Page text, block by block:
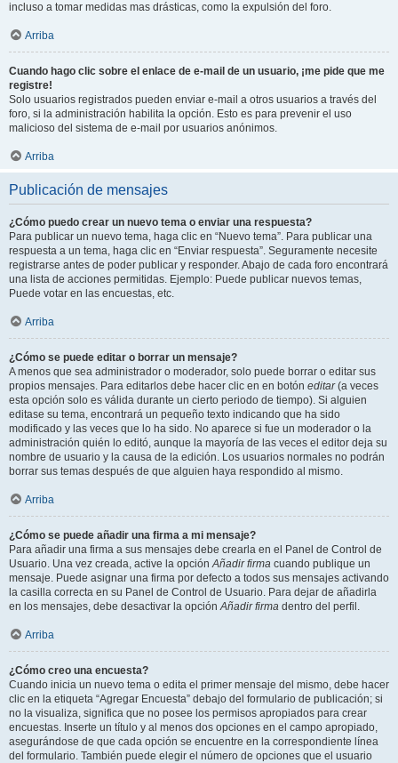
incluso a tomar medidas mas drásticas, como la expulsión del foro.
Arriba
Cuando hago clic sobre el enlace de e-mail de un usuario, ¡me pide que me
registre!
Solo usuarios registrados pueden enviar e-mail a otros usuarios a través del
foro, si la administración habilita la opción. Esto es para prevenir el uso
malicioso del sistema de e-mail por usuarios anónimos.
Arriba
Publicación de mensajes
¿Cómo puedo crear un nuevo tema o enviar una respuesta?
Para publicar un nuevo tema, haga clic en “Nuevo tema”. Para publicar una
respuesta a un tema, haga clic en “Enviar respuesta”. Seguramente necesite
registrarse antes de poder publicar y responder. Abajo de cada foro encontrará
una lista de acciones permitidas. Ejemplo: Puede publicar nuevos temas,
Puede votar en las encuestas, etc.
Arriba
¿Cómo se puede editar o borrar un mensaje?
A menos que sea administrador o moderador, solo puede borrar o editar sus
propios mensajes. Para editarlos debe hacer clic en en botón editar(a veces
esta opción solo es válida durante un cierto periodo de tiempo). Si alguien
editase su tema, encontrará un pequeño texto indicando que ha sido
modificado y las veces que lo ha sido. No aparece si fue un moderador o la
administración quién lo editó, aunque la mayoría de las veces el editor deja su
nombre de usuario y la causa de la edición. Los usuarios normales no podrán
borrar sus temas después de que alguien haya respondido al mismo.
Arriba
¿Cómo se puede añadir una firma a mi mensaje?
Para añadir una firma a sus mensajes debe crearla en el Panel de Control de
Usuario. Una vez creada, active la opciónAñadir firma cuando publique un
mensaje. Puede asignar una firma por defecto a todos sus mensajes activando
la casilla correcta en su Panel de Control de Usuario. Para dejar de añadirla
en los mensajes, debe desactivar la opciónAñadir firma dentro del perfil.
Arriba
¿Cómo creo una encuesta?
Cuando inicia un nuevo tema o edita el primer mensaje del mismo, debe hacer
clic en la etiqueta “Agregar Encuesta” debajo del formulario de publicación; si
no la visualiza, significa que no posee los permisos apropiados para crear
encuestas. Inserte un título y al menos dos opciones en el campo apropiado,
asegurándose de que cada opción se encuentre en la correspondiente línea
del formulario. También puede elegir el número de opciones que el usuario